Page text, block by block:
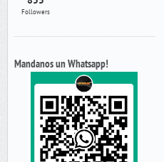
Followers
Mandanos un Whatsapp!